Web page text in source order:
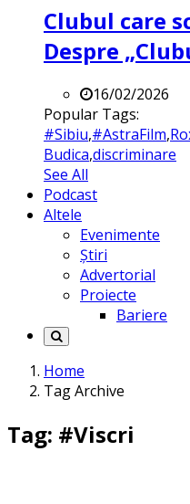
Clubul care
Despre
16/02/2026
Popular Tags:
#Sibiu,#AstraFilm,
Budica,discriminare
See All
Podcast
Altele
Evenimente
Știri
Advertorial
Proiecte
Bariere
Home
Tag Archive
Tag: #Viscri